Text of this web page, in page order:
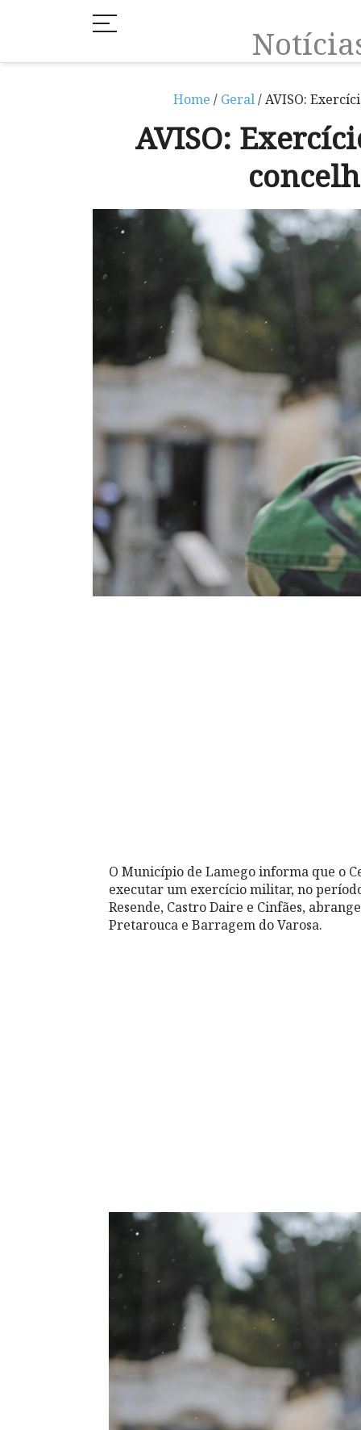
Home / Geral/ AVISO:
AVISO:
O Município de Lamego informa que o
executar um exercício militar, no
Resende, Castro Daire e Cinfães,
Pretarouca e Barragem do Varosa.